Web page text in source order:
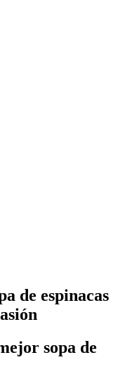
de espinacas
sopa de